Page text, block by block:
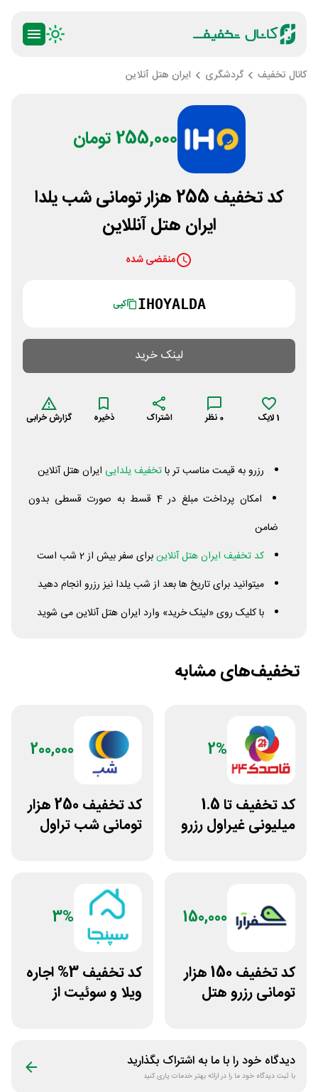
کانال تخفیف گردشگری ایران هتل آنلاین
255,000 تومان
کد تخفیف 255 هزار تومانی شب یلدا
ایران هتل آنللاین
منقضی شده
IHOYALDA کپی
لینک خرید
1لایک 0 نظر اشتراک ذخیره گزارش خرابی
رزرو به قیمت مناسب تر باتخفیف یلدایی ایران هتل آنلاین
امکان پرداخت مبلغ در 4 قسط به صورت قسطی بدون
ضامن
کد تخفیف ایران هتل آنلاینبرای سفر بیش از 2 شب است
میتوانید برای تاریخ ها بعد از شب یلدا نیز رزرو انجام دهید
با کلیک روی «لینک خرید» وارد ایران هتل آنلاین می شوید
تخفیف‌های مشابه
2%
کد تخفیف تا 1.5
میلیونی غیراول رزرو
200,000
کد تخفیف 250 هزار
تومانی شب تراول
150,000
کد تخفیف 150 هزار
تومانی رزرو هتل
3%
کد تخفیف 3% اجاره
ویلا و سوئیت از
دیدگاه خود را با ما به اشتراک بگذارید
با ثبت دیدگاه خود ما را در ارائه بهتر خدمات یاری کنید